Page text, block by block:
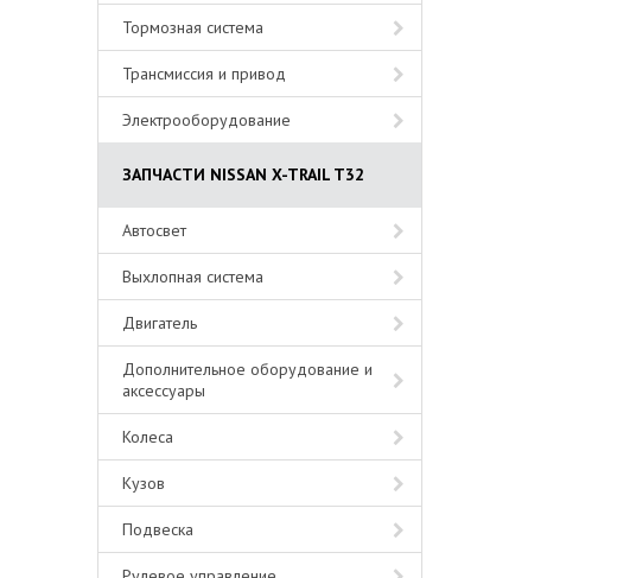
Тормозная система
Трансмиссия и привод
Электрооборудование
ЗАПЧАСТИ NISSAN X-TRAIL T32
Автосвет
Выхлопная система
Двигатель
Дополнительное оборудование и
аксессуары
Колеса
Кузов
Подвеска